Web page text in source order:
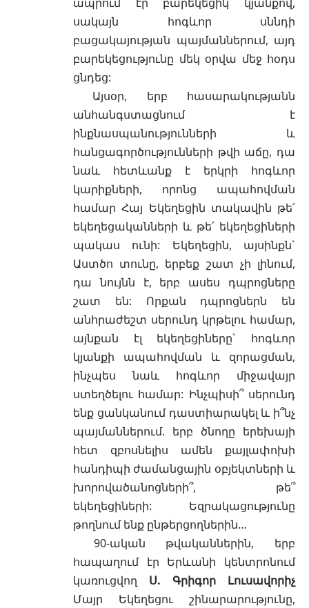
սակայն հոգևոր սննդի
բացակայության պայմաններում, այդ
բարեկեցությունը մեկ օրվա մեջ հօդս
ցնդեց:
Այսօր, երբ հասարակությանն
անհանգստացնում է
ինքնասպանությունների և
հանցագործությունների թվի աճը, դա
նաև հետևանք է երկրի հոգևոր
կարիքների, որոնց ապահովման
համար Հայ Եկեղեցին տակավին թե՛
եկեղեցականների և թե՛ եկեղեցիների
պակաս ունի: Եկեղեցին, այսինքն`
Աստծո տունը, երբեք շատ չի լինում,
դա նույնն է, երբ ասես դպրոցները
շատ են: Որքան դպրոցներն են
անհրաժեշտ սերունդ կրթելու համար,
այնքան էլ եկեղեցիները` հոգևոր
կյանքի ապահովման և զորացման,
ինչպես նաև հոգևոր միջավայր
ստեղծելու համար: Ինչպիսի՞ սերունդ
ենք ցանկանում դաստիարակել և ի՞նչ
պայմաններում. երբ ծնողը երեխայի
հետ զբոսնելիս ամեն քայլափոխի
հանդիպի ժամանցային օբյեկտների և
խորովածանոցների՞, թե՞
եկեղեցիների: Եզրակացությունը
թողնում ենք ընթերցողներին…
90-ական թվականներին, երբ
հապաղում էր Երևանի կենտրոնում
կառուցվող Ս. Գրիգոր Լուսավորիչ
Մայր Եկեղեցու շինարարությունը,